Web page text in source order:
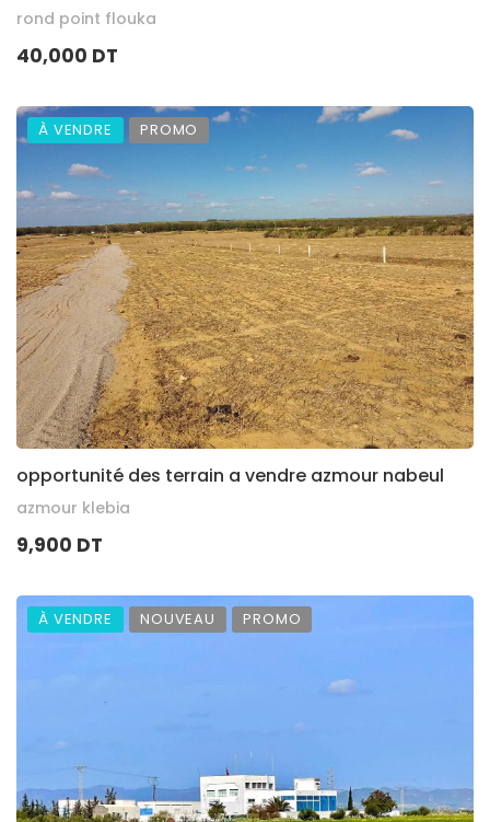
rond point flouka
40,000 DT
À VENDRE PROMO
opportunité des terrain a vendre azmour nabeul
azmour klebia
9,900 DT
À VENDRE NOUVEAU PROMO